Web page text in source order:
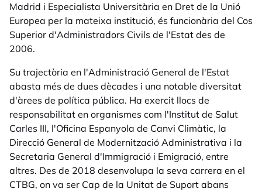
Madrid i Especialista Universitària en Dret de la Unió
Europea per la mateixa institució, és funcionària del Cos
Superior d'Administradors Civils de l'Estat des de
2006.
Su trajectòria en l'Administració General de l'Estat
abasta més de dues dècades i una notable diversitat
d'àrees de política pública. Ha exercit llocs de
responsabilitat en organismes com l'Institut de Salut
Carles III, l'Oficina Espanyola de Canvi Climàtic, la
Direcció General de Modernització Administrativa i la
Secretaria General d'Immigració i Emigració, entre
altres. Des de 2018 desenvolupa la seva carrera en el
CTBG, on va ser Cap de la Unitat de Suport abans